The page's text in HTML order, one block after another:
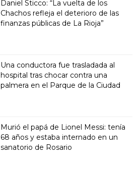
Daniel Sticco: “La vuelta de los
Chachos refleja el deterioro de las
finanzas públicas de La Rioja”
Una conductora fue trasladada al
hospital tras chocar contra una
palmera en el Parque de la Ciudad
Murió el papá de Lionel Messi: tenía
68 años y estaba internado en un
sanatorio de Rosario